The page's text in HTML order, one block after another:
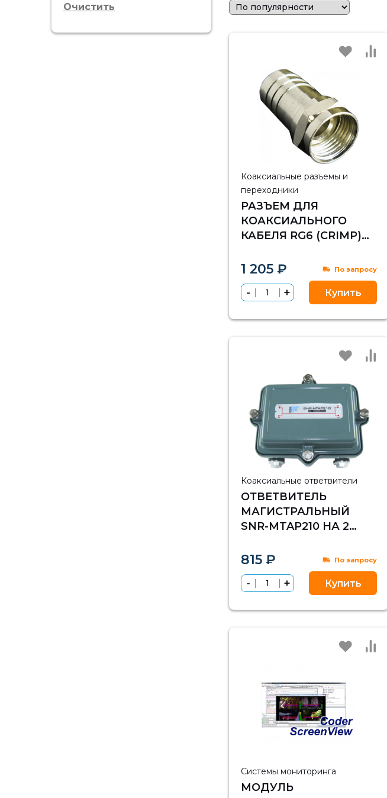
Коаксиальные разъемы и
переходники
РАЗЪЕМ ДЛЯ
КОАКСИАЛЬНОГО
КАБЕЛЯ RG6 (CRIMP)
1 205 ₽ По запросу
Купить
Коаксиальные ответвители
ОТВЕТВИТЕЛЬ
МАГИСТРАЛЬНЫЙ
SNR-MTAP210 НА 2
815 ₽ По запросу
Купить
Системы мониторинга
МОДУЛЬ
Очистить